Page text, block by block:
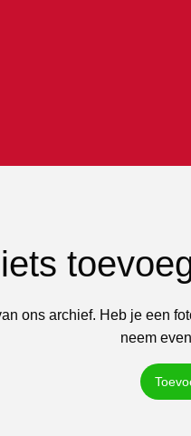
ons archief. Heb je een
neem